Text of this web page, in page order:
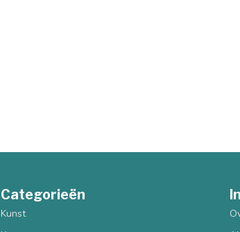
Categorieën
Kunst